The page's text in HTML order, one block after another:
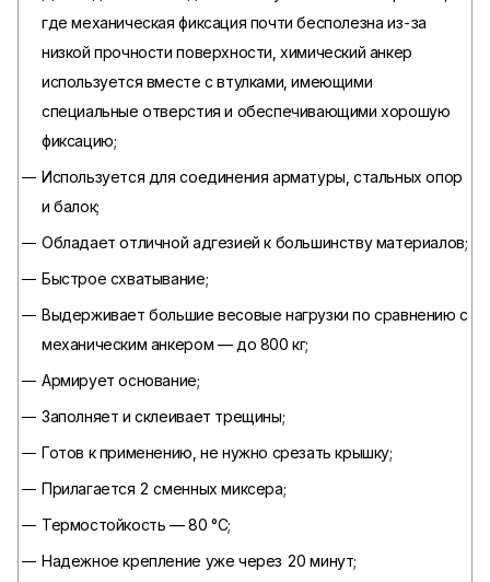
где механическая фиксация почти бесполезна из-за
низкой прочности поверхности, химический анкер
используется вместе с втулками, имеющими
специальные отверстия и обеспечивающими хорошую
фиксацию;
Используется для соединения арматуры, стальных опор
и балок;
Обладает отличной адгезией к большинству материалов;
Быстрое схватывание;
Выдерживает большие весовые нагрузки по сравнению с
механическим анкером — до 800 кг;
Армирует основание;
Заполняет и склеивает трещины;
Готов к применению, не нужно срезать крышку;
Прилагается 2 сменных миксера;
Термостойкость — 80 °С;
Надежное крепление уже через 20 минут;